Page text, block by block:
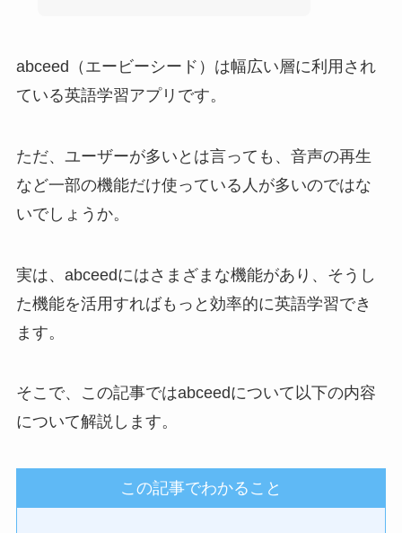
abceed（エービーシード）は幅広い層に利用され
ている英語学習アプリです。
ただ、ユーザーが多いとは言っても、音声の再生
など一部の機能だけ使っている人が多いのではな
いでしょうか。
実は、abceedにはさまざまな機能があり、そうし
た機能を活用すればもっと効率的に英語学習でき
ます。
そこで、この記事ではabceedについて以下の内容
について解説します。
この記事でわかること